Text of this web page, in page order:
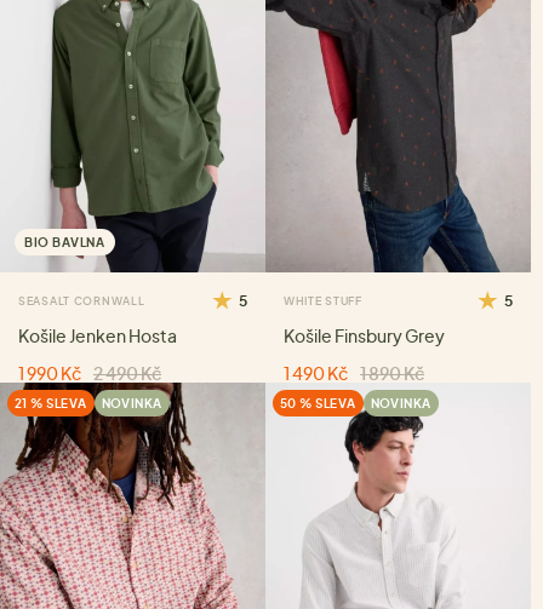
BIO BAVLNA
SEASALT CORNWALL 5
Košile Jenken Hosta
1 990 Kč 2 490 Kč
WHITE STUFF 5
Košile Finsbury Grey
1 490 Kč 1 890 Kč
21 % SLEVA NOVINKA 50 % SLEVA NOVINKA